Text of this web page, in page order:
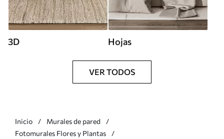
3D Hojas
VER TODOS
Inicio
Murales de pared
Fotomurales Flores y Plantas